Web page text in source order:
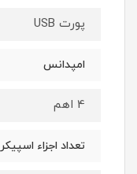
پورت USB
امپدانس
4 اهم
تعداد اجزاء اسپیکر